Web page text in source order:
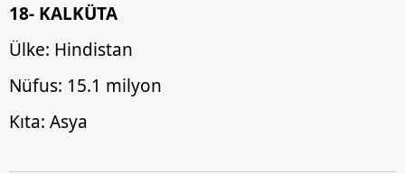
18- KALKÜTA
Ülke: Hindistan
Nüfus: 15.1 milyon
Kıta: Asya